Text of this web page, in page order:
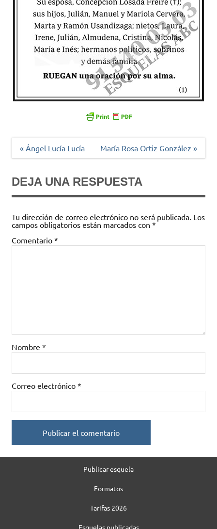
Navegación
« Ángel Lucía Lucía María Rosa Ortiz González »
DEJA UNA RESPUESTA
Tu dirección de correo electrónico no será publicada. Los
campos obligatorios están marcados con *
Comentario *
Nombre *
Correo electrónico *
Publicar esquela
Formatos
Tarifas 2026
Esquelas publicadas